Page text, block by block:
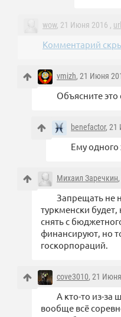
wow, 21 Июня 2016 , url
Комментарий
vmizh, 21 Июня
Объясните
benefactor, 21
Ему одного
Михаил Заречкин
Запрещать не
туркменски
снять с
финансируют, но
госкорпораций.
cove3010, 21
А кто-то из-за
вообще всё